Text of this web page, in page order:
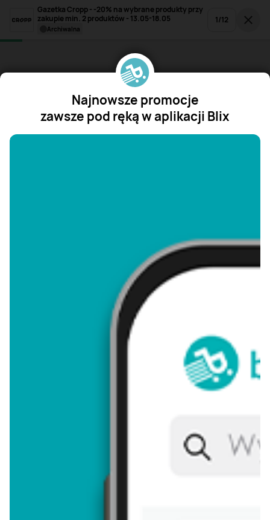
Gazetka Cropp - -20% na wybrane produkty przy
zakupie min. 2 produktów - 13.05-18.05
archiwalna
1/12
Najnowsze promocje
zawsze pod ręką w aplikacji Blix
"/>